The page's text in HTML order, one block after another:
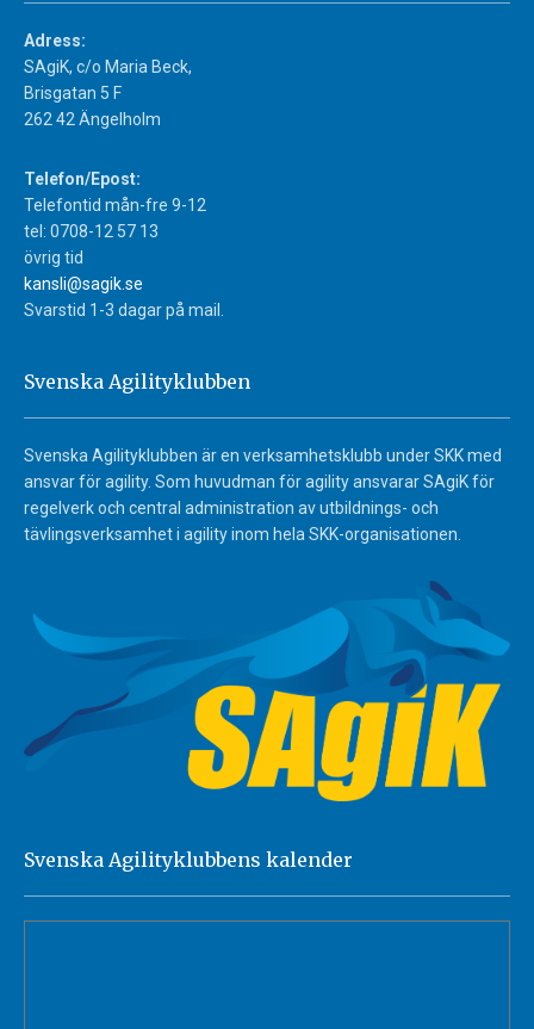
Adress:
SAgiK, c/o Maria Beck,
Brisgatan 5 F
262 42 Ängelholm
Telefon/Epost:
Telefontid mån-fre 9-12
tel: 0708-12 57 13
övrig tid
kansli@sagik.se
Svarstid 1-3 dagar på mail.
Svenska Agilityklubben
Svenska Agilityklubben är en verksamhetsklubb under SKK med
ansvar för agility. Som huvudman för agility ansvarar SAgiK för
regelverk och central administration av utbildnings- och
tävlingsverksamhet i agility inom hela SKK-organisationen.
Svenska Agilityklubbens kalender